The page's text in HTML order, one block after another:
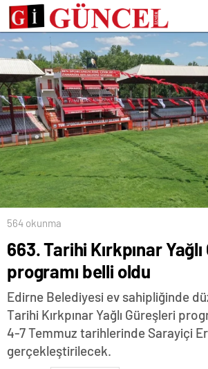
564 okunma
663. Tarihi Kırkpınar
programı belli oldu
Edirne Belediyesi ev sahipliğinde
Tarihi Kırkpınar Yağlı Güreşleri
4-7 Temmuz tarihlerinde Sarayiçi Er
gerçekleştirilecek.